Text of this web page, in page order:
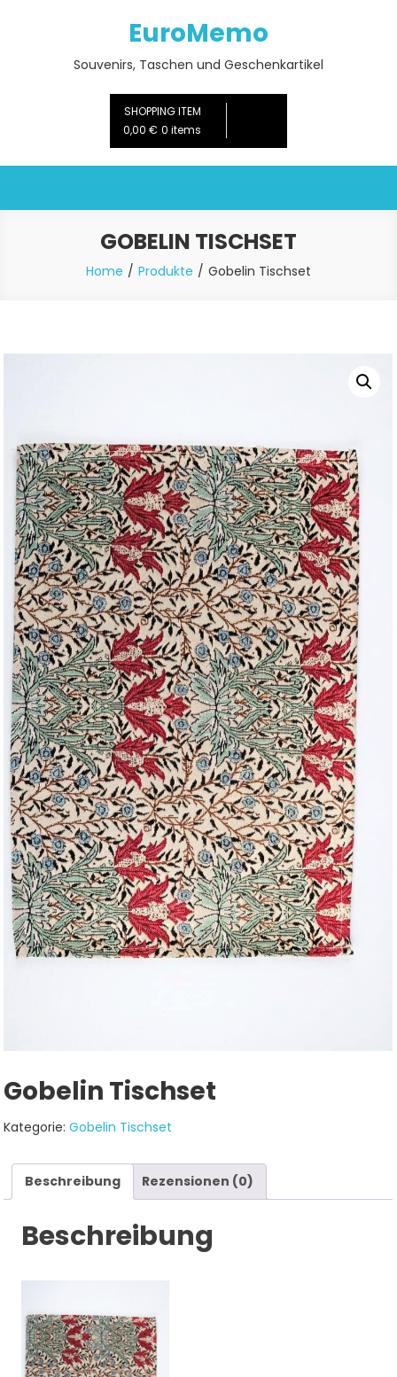
EuroMemo
Souvenirs, Taschen und Geschenkartikel
SHOPPING ITEM
0,00 € 0 items
GOBELIN TISCHSET
Home Produkte Gobelin Tischset
Gobelin Tischset
Kategorie:Gobelin Tischset
Beschreibung Rezensionen (0)
Beschreibung